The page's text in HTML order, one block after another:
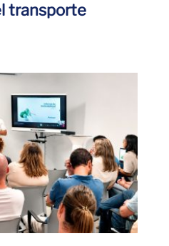
transporte